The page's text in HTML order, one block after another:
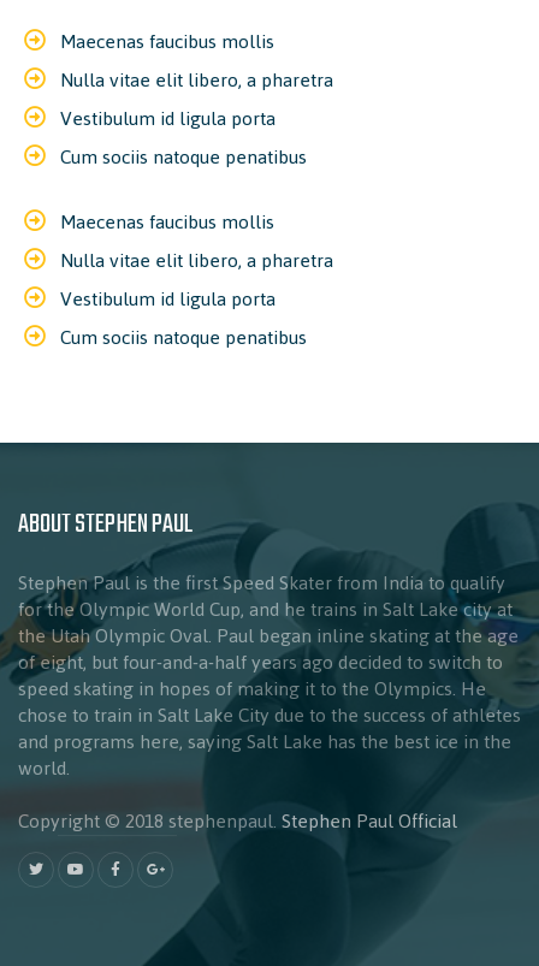
Maecenas faucibus mollis
Nulla vitae elit libero, a pharetra
Vestibulum id ligula porta
Cum sociis natoque penatibus
Maecenas faucibus mollis
Nulla vitae elit libero, a pharetra
Vestibulum id ligula porta
Cum sociis natoque penatibus
ABOUT STEPHEN PAUL
Stephen Paul is the first Speed Skater from India to qualify
for the Olympic World Cup, and he trains in Salt Lake city at
the Utah Olympic Oval. Paul began inline skating at the age
of eight, but four-and-a-half years ago decided to switch to
speed skating in hopes of making it to the Olympics. He
chose to train in Salt Lake City due to the success of athletes
and programs here, saying Salt Lake has the best ice in the
world.
Copyright © 2018 stephenpaul.Stephen Paul Official